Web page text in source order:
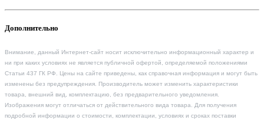
Дополнительно
Внимание, данный Интернет-сайт носит исключительно информационный характер и
ни при каких условиях не является публичной офертой, определяемой положениями
Статьи 437 ГК РФ. Цены на сайте приведены, как справочная информация и могут быть
изменены без предупреждения. Производитель может изменить характеристики
товара, внешний вид, комплектацию, без предварительного уведомления.
Изображения могут отличаться от действительного вида товара. Для получения
подробной информации о стоимости, комплектации, условиях и сроках поставки